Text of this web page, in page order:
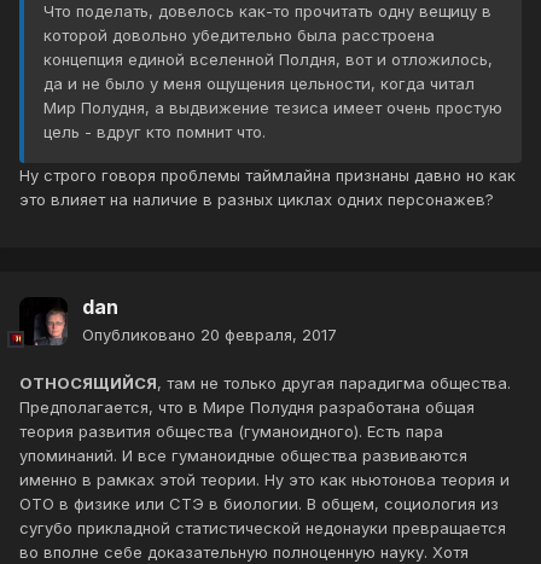
Что поделать, довелось как-то прочитать одну вещицу в
которой довольно убедительно была расстроена
концепция единой вселенной Полдня, вот и отложилось,
да и не было у меня ощущения цельности, когда читал
Мир Полудня, а выдвижение тезиса имеет очень простую
цель - вдруг кто помнит что.
Ну строго говоря проблемы таймлайна признаны давно но как
это влияет на наличие в разных циклах одних персонажев?
dan
Опубликовано 20 февраля, 2017
ОТНОСЯЩИЙСЯ, там не только другая парадигма общества.
Предполагается, что в Мире Полудня разработана общая
теория развития общества (гуманоидного). Есть пара
упоминаний. И все гуманоидные общества развиваются
именно в рамках этой теории. Ну это как ньютонова теория и
ОТО в физике или СТЭ в биологии. В общем, социология из
сугубо прикладной статистической недонауки превращается
во вполне себе доказательную полноценную науку. Хотя